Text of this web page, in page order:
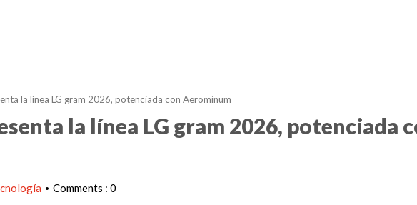
la línea LG gram 2026, potenciada con Aerominum
la línea LG gram 2026, potenciada
• Comments : 0